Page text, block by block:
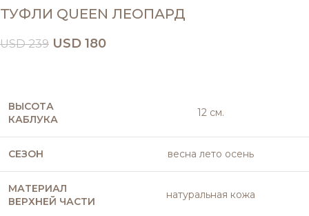
ТУФЛИ QUEEN ЛЕОПАРД
USD239 USD 180
ВЫСОТА
КАБЛУКА
12 см.
СЕЗОН весна лето осень
МАТЕРИАЛ
ВЕРХНЕЙ ЧАСТИ
натуральная кожа